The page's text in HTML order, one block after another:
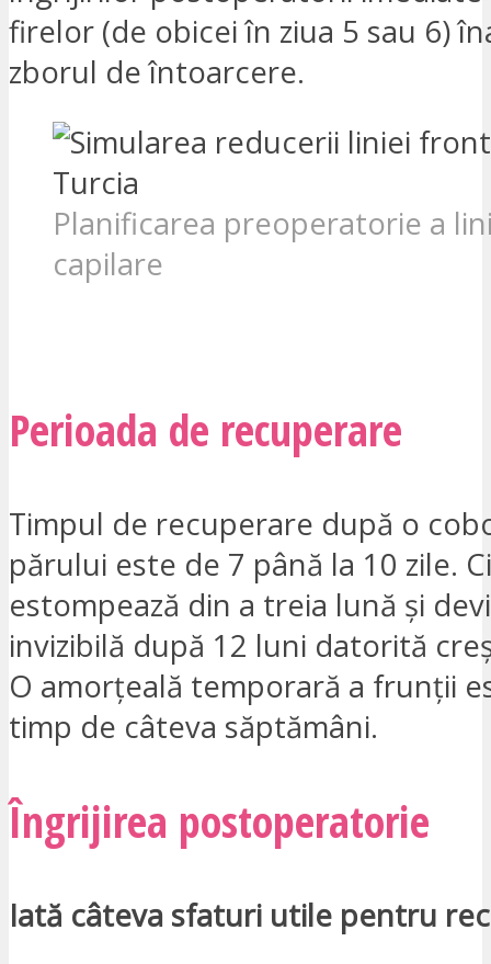
firelor (de obicei în ziua 5 sau 6)
zborul de întoarcere.
Planificarea preoperatorie a
capilare
Perioada de recuperare
Timpul de recuperare după o
părului este de 7 până la 10 zile.
estompează din a treia lună și
invizibilă după 12 luni datorită
O amorțeală temporară a frunții
timp de câteva săptămâni.
Îngrijirea postoperatorie
Iată câteva sfaturi utile pentru